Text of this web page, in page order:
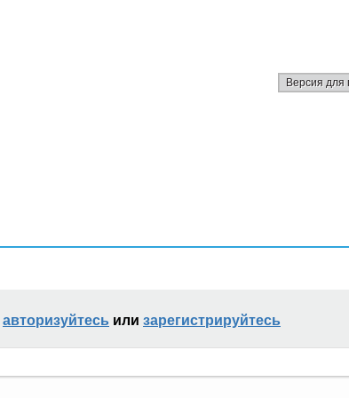
Версия для
авторизуйтесь или зарегистрируйтесь